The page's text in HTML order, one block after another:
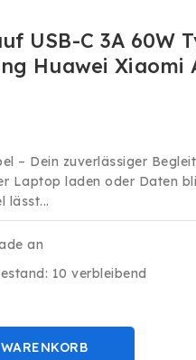
USB-C 3A 60W
Huawei Xiaomi
– Dein zuverlässiger
Laptop laden oder Daten
lässt...
an
10 verbleibend